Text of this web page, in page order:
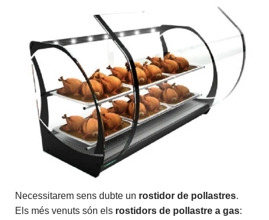
Necessitarem sens dubte un rostidor de pollastres.
Els més venuts són els rostidors de pollastre a gas: